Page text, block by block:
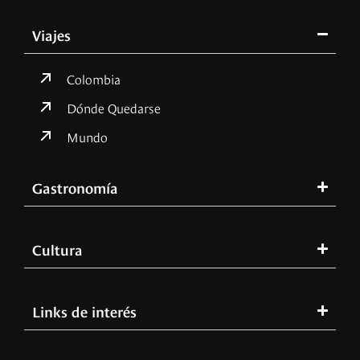
Viajes
Colombia
Dónde Quedarse
Mundo
Gastronomía
Cultura
Links de interés